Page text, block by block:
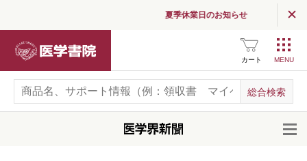
夏季休業日のお知らせ
カート